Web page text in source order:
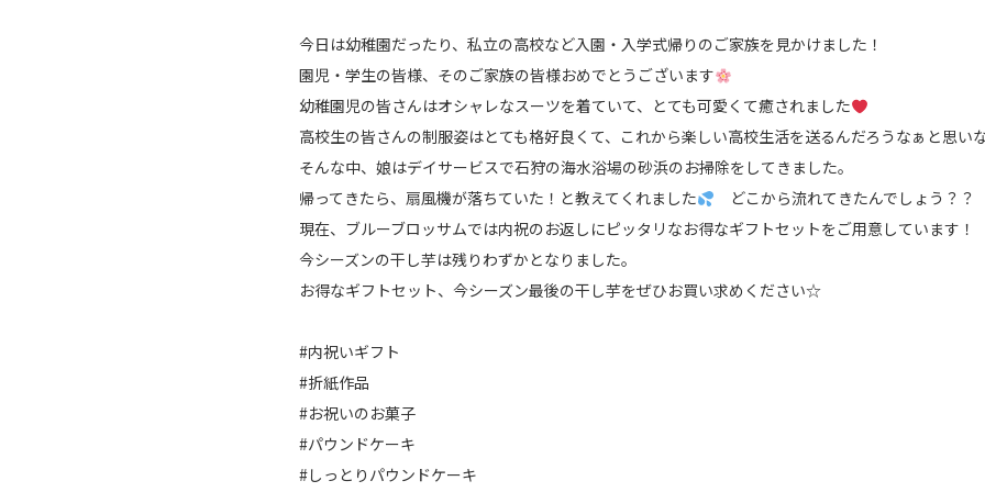
今日は幼稚園だったり、私立の高校など入園・入学式帰りのご家族を見かけました！
園児・学生の皆様、そのご家族の皆様おめでとうございます
幼稚園児の皆さんはオシャレなスーツを着ていて、とても可愛くて癒されました
高校生の皆さんの制服姿はとても格好良くて、これから楽しい高校生活を送るんだろうなぁと思い
そんな中、娘はデイサービスで石狩の海水浴場の砂浜のお掃除をしてきました。
帰ってきたら、扇風機が落ちていた！と教えてくれました
どこから流れてきたんでしょう？？
現在、ブルーブロッサムでは内祝のお返しにピッタリなお得なギフトセットをご用意しています！
今シーズンの干し芋は残りわずかとなりました。
お得なギフトセット、今シーズン最後の干し芋をぜひお買い求めください☆
#内祝いギフト
#折紙作品
#お祝いのお菓子
#パウンドケーキ
#しっとりパウンドケーキ